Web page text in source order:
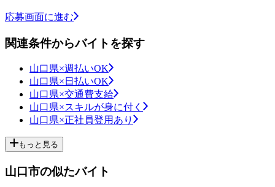
応募画面に進む
関連条件からバイトを探す
山口県×週払いOK
山口県×日払いOK
山口県×交通費支給
山口県×スキルが身に付く
山口県×正社員登用あり
もっと見る
山口市の似たバイト